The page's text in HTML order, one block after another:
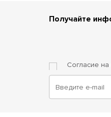
Получайте
Согласие